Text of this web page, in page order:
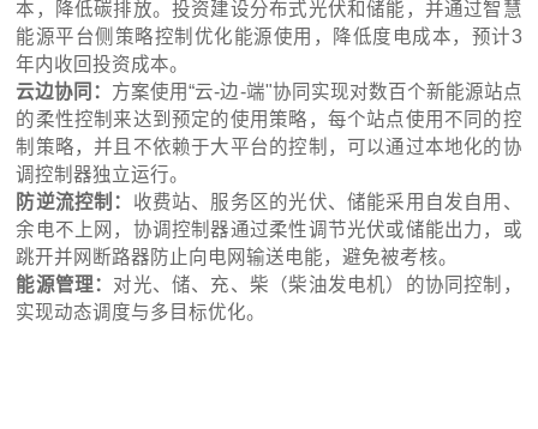
本，降低碳排放。投资建设分布式光伏和储能，并通过智慧
能源平台侧策略控制优化能源使用，降低度电成本，预计3
年内收回投资成本。
云边协同： 方案使用“云-边-端"协同实现对数百个新能源站点
的柔性控制来达到预定的使用策略，每个站点使用不同的控
制策略，并且不依赖于大平台的控制，可以通过本地化的协
调控制器独立运行。
防逆流控制： 收费站、服务区的光伏、储能采用自发自用、
余电不上网，协调控制器通过柔性调节光伏或储能出力，或
跳开并网断路器防止向电网输送电能，避免被考核。
能源管理： 对光、储、充、柴（柴油发电机）的协同控制，
实现动态调度与多目标优化。